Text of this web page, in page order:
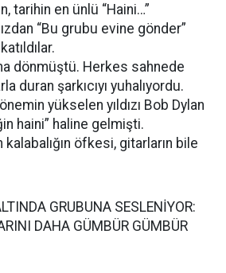
tarihin en ünlü “Haini…”
“Bu grubu evine gönder”
dönmüştü. Herkes sahnede
duran şarkıcıyı yuhalıyordu.
yükselen yıldızı Bob Dylan
haini” haline gelmişti.
öfkesi, gitarların bile
GRUBUNA SESLENİYOR:
DAHA GÜMBÜR GÜMBÜR